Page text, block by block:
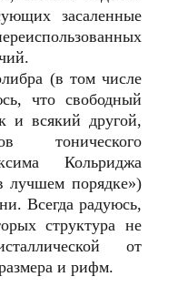
засаленные
(в том числе
что свободный
и всякий другой,
тонического
Кольриджа
лучшем порядке»)
Всегда радуюсь,
структура не
от
и рифм.